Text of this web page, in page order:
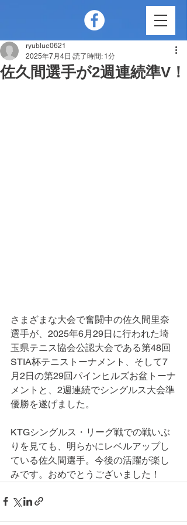
佐久間選手が2週連続準V！
ryublue0621
2025年7月4日 読了時間: 1分
さまざまな大会で奮闘中の佐久間里奈
選手が、2025年6月29日に行われた埼
玉県テニス協会公認大会である第48回
STIA杯テニストーナメント、そして7
月2日の第29回パインヒルズお盆トーナ
メントと、2週連続でシングルス大会準
優勝を遂げました。
KTGシングルス・リーグ戦での戦いぶ
りを見ても、明らかにレベルアップし
ている佐久間選手。今後の活躍が楽し
みです。おめでとうございました！